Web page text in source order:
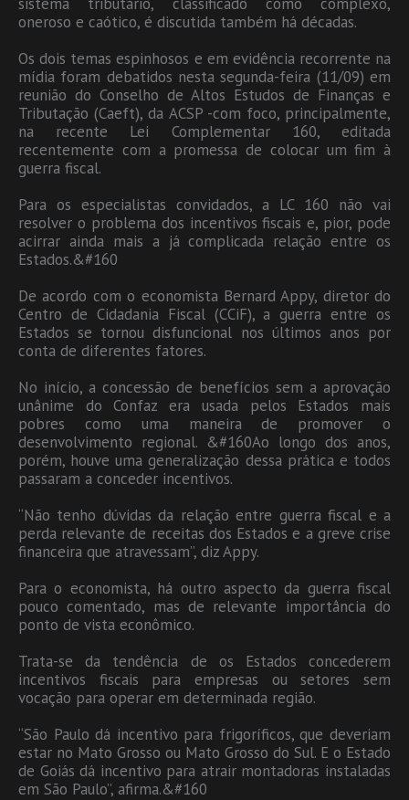
oneroso e caótico, é discutida também há décadas.
Os dois temas espinhosos e em evidência recorrente na
mídia foram debatidos nesta segunda-feira (11/09) em
reunião do Conselho de Altos Estudos de Finanças e
Tributação (Caeft), da ACSP -com foco, principalmente,
na recente Lei Complementar 160, editada
recentemente com a promessa de colocar um fim à
guerra fiscal.
Para os especialistas convidados, a LC 160 não vai
resolver o problema dos incentivos fiscais e, pior, pode
acirrar ainda mais a já complicada relação entre os
Estados.&#160
De acordo com o economista Bernard Appy, diretor do
Centro de Cidadania Fiscal (CCiF), a guerra entre os
Estados se tornou disfuncional nos últimos anos por
conta de diferentes fatores.
No início, a concessão de benefícios sem a aprovação
unânime do Confaz era usada pelos Estados mais
pobres como uma maneira de promover o
desenvolvimento regional. &#160Ao longo dos anos,
porém, houve uma generalização dessa prática e todos
passaram a conceder incentivos.
“Não tenho dúvidas da relação entre guerra fiscal e a
perda relevante de receitas dos Estados e a greve crise
financeira que atravessam”, diz Appy.
Para o economista, há outro aspecto da guerra fiscal
pouco comentado, mas de relevante importância do
ponto de vista econômico.
Trata-se da tendência de os Estados concederem
incentivos fiscais para empresas ou setores sem
vocação para operar em determinada região.
“São Paulo dá incentivo para frigoríficos, que deveriam
estar no Mato Grosso ou Mato Grosso do Sul. E o Estado
de Goiás dá incentivo para atrair montadoras instaladas
em São Paulo”, afirma.&#160